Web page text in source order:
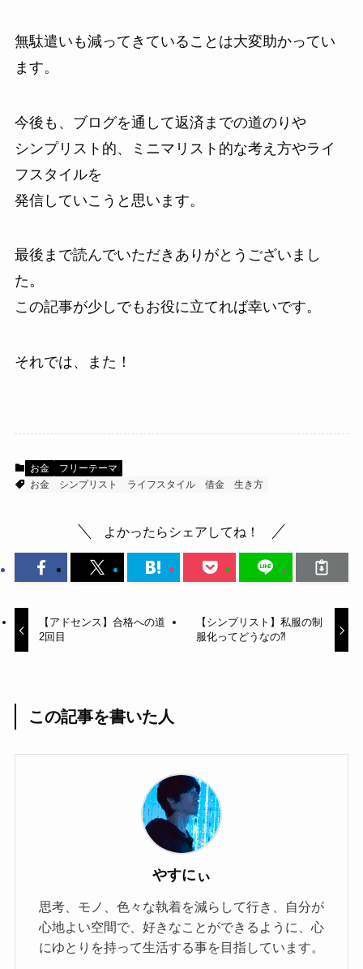
無駄遣いも減ってきていることは大変助かってい
ます。
今後も、ブログを通して返済までの道のりや
シンプリスト的、ミニマリスト的な考え方やライ
フスタイルを
発信していこうと思います。
最後まで読んでいただきありがとうございまし
た。
この記事が少しでもお役に立てれば幸いです。
それでは、また！
お金
フリーテーマ
お金
シンプリスト ライフスタイル 借金 生き方
よかったらシェアしてね！
【アドセンス】合格への道
2回目
【シンプリスト】私服の制
服化ってどうなの⁈
この記事を書いた人
やすにぃ
思考、モノ、色々な執着を減らして行き、自分が
心地よい空間で、好きなことができるように、心
にゆとりを持って生活する事を目指しています。